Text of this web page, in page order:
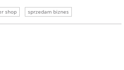
shop
sprzedam biznes